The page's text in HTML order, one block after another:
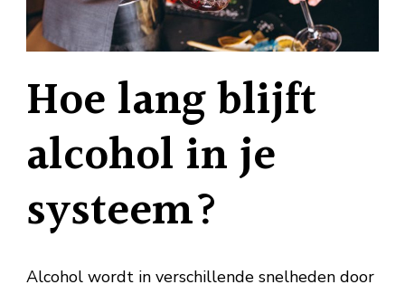
Hoe lang blijft
alcohol in je
systeem?
Alcohol wordt in verschillende snelheden door